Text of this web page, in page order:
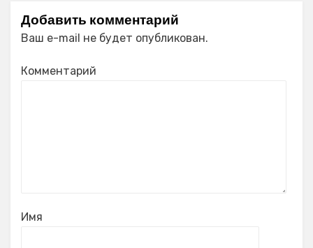
Добавить комментарий
Ваш e-mail не будет опубликован.
Комментарий
Имя